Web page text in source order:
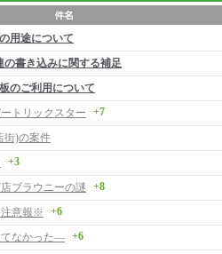
用途について
書き込みに関する補足
のご利用について
トリックスター
+7
街)の案件
+3
ブラウニーの謎
+8
意報※
+6
てなかった― +6